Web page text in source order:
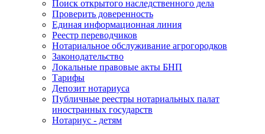
Поиск открытого наследственного дела
Проверить доверенность
Единая информационная линия
Реестр переводчиков
Нотариальное обслуживание агрогородков
Законодательство
Локальные правовые акты БНП
Тарифы
Депозит нотариуса
Публичные реестры нотариальных палат
иностранных государств
Нотариус - детям